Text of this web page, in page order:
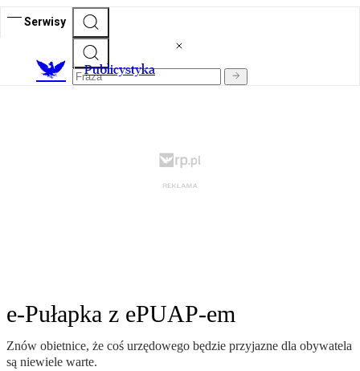
Serwisy
Publicystyka
e-Pułapka z ePUAP-em
Znów obietnice, że coś urzędowego będzie przyjazne dla obywatela
są niewiele warte.